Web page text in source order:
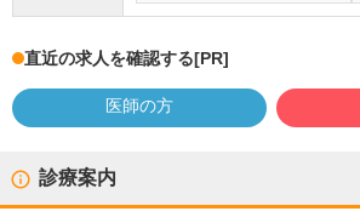
直近の求人を確認する[PR]
医師の方
診療案内